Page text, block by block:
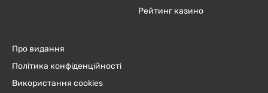
Рейтинг казино
Про видання
Політика конфіденційності
Використання cookies